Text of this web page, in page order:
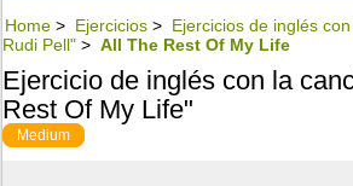
Home > Ejercicios > Ejercicios de inglés
Rudi Pell" > All The Rest Of My Life
Ejercicio de inglés con la
Rest Of My Life"
Medium